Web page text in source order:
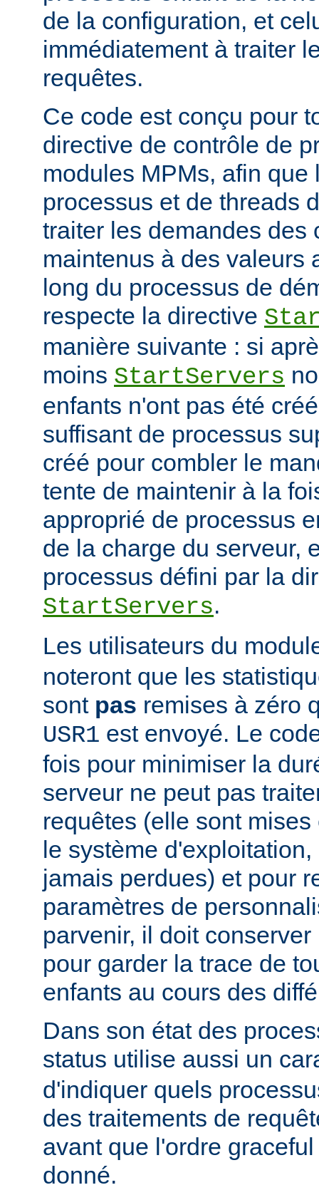
de la configuration, et
immédiatement à traiter
requêtes.
Ce code est conçu pour
directive de contrôle de
modules MPMs, afin que
processus et de threads
traiter les demandes des
maintenus à des valeurs
long du processus de
respecte la directive
manière suivante : si
moins StartServers
enfants n'ont pas été
suffisant de processus
créé pour combler le
tente de maintenir à la
approprié de processus
de la charge du serveur,
processus défini par la
StartServers.
Les utilisateurs du
noteront que les
sont pas remises à zéro
USR1 est envoyé. Le
fois pour minimiser la
serveur ne peut pas
requêtes (elle sont
le système
jamais perdues) et pour
paramètres de
parvenir, il doit
pour garder la trace de
enfants au cours des
Dans son état des
status utilise aussi un
d'indiquer quels
des traitements de
avant que l'ordre
donné.